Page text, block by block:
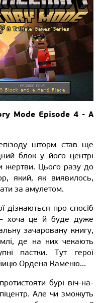
Mode Episode 4 - A
шторм став ще
блок у його центрі
жертви. Цього разу до
який, як виявилось,
за амулетом.
дізнаються про спосіб
хоча це й буде дуже
зачаровану книгу,
де на них чекають
пастки. Тут герої
Ордена Каменю...
бурі віч-на-
Але чи зможуть